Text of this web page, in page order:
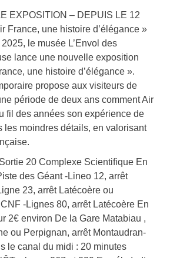
EXPOSITION – DEPUIS LE 12
France, une histoire d’élégance »
le musée L’Envol des
lance une nouvelle exposition
une histoire d’élégance ».
propose aux visiteurs de
période de deux ans comment Air
fil des années son expérience de
les moindres détails, en valorisant
20 Complexe Scientifique En
des Géant -Lineo 12, arrêt
23, arrêt Latécoère ou
-Lignes 80, arrêt Latécoère En
2€ environ De la Gare Matabiau ,
ou Perpignan, arrêt Montaudran-
le canal du midi : 20 minutes